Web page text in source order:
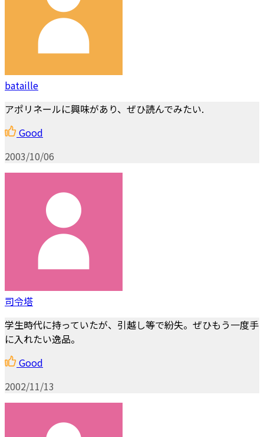
bataille
アポリネールに興味があり、ぜひ読んでみたい.
Good
2003/10/06
司令塔
学生時代に持っていたが、引越し等で紛失。ぜひもう一度手
に入れたい逸品。
Good
2002/11/13